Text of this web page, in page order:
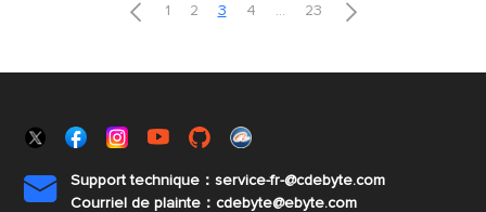
 1 2 3 4 ... 23 

Support technique：service-fr-@cdebyte.com
Courriel de plainte：cdebyte@ebyte.com